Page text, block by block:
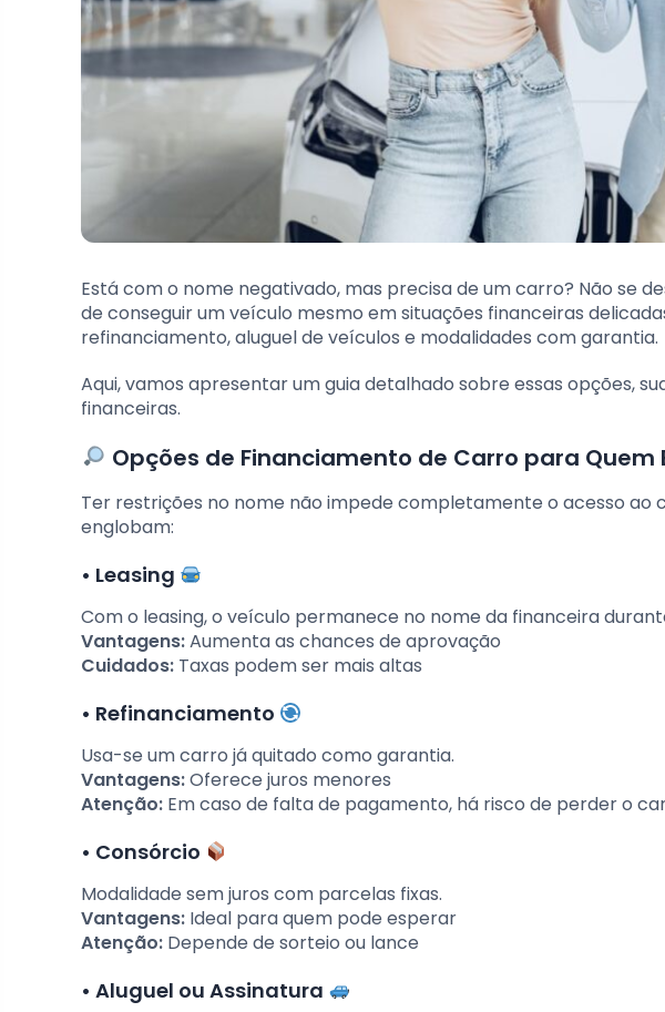
Está com o nome negativado, mas precisa de um carro? Não se
de conseguir um veículo mesmo em situações financeiras
refinanciamento, aluguel de veículos e modalidades com garantia.
Aqui, vamos apresentar um guia detalhado sobre essas opções,
financeiras.
Opções de Financiamento de Carro para Quem
Ter restrições no nome não impede completamente o acesso ao
englobam:
• Leasing
Com o leasing, o veículo permanece no nome da financeira
Vantagens:Aumenta as chances de aprovação
Cuidados: Taxas podem ser mais altas
• Refinanciamento
Usa-se um carro já quitado como garantia.
Vantagens:Oferece juros menores
Atenção: Em caso de falta de pagamento, há risco de perder o
• Consórcio
Modalidade sem juros com parcelas fixas.
Vantagens: Ideal para quem pode esperar
Atenção: Depende de sorteio ou lance
• Aluguel ou Assinatura